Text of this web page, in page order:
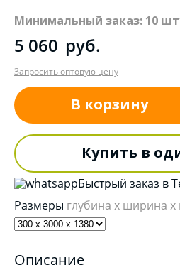
Минимальный заказ: 10
5 060 руб.
Запросить оптовую цену
В корзину
Купить в
Быстрый заказ в
Размеры глубина x ширина x
Описание